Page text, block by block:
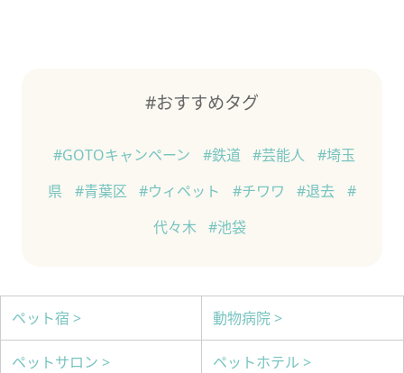
#おすすめタグ
#GOTOキャンペーン #鉄道 #芸能人
#埼玉
県
#青葉区 #ウィペット #チワワ #退去
#
代々木
#池袋
ペット宿 > 動物病院 >
ペットサロン > ペットホテル >